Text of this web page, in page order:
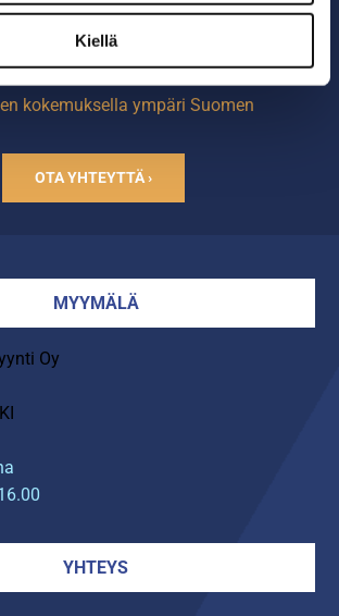
Kiellä
Muoviset säätöjalat.
asialla.
kokemuksella ympäri Suomen
OTA YHTEYTTÄ ›
MYYMÄLÄ
Oy
YHTEYS